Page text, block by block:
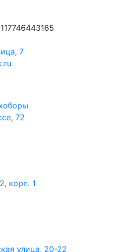
7
72
корп. 1
улица, 20-22